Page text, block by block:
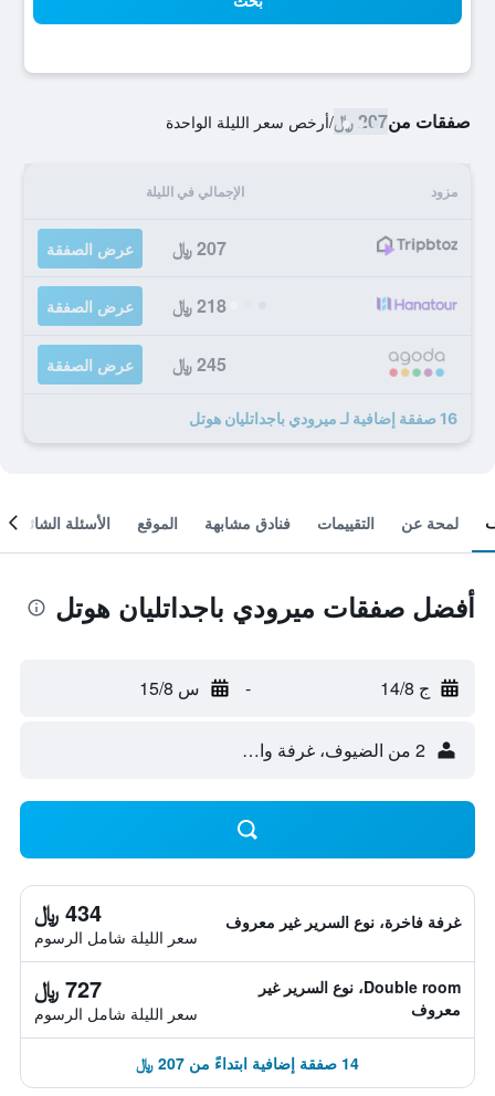
صفقات من207 ﷼ /أرخص سعر الليلة الواحدة
مزود الإجمالي في الليلة
207 ﷼ عرض الصفقة
218 ﷼ عرض الصفقة
245 ﷼ عرض الصفقة
16 صفقة إضافية لـ ميرودي باجداتليان هوتل
لمحة عن التقييمات فنادق مشابهة الموقع الأسئلة الشائعة
أفضل صفقات ميرودي باجداتليان هوتل
ج 14/8 - س 15/8
2 من الضيوف، غرفة واحدة
غرفة فاخرة، نوع السرير غير معروف 434 ﷼
سعر الليلة شامل الرسوم
Double room، نوع السرير غير
معروف
727 ﷼
سعر الليلة شامل الرسوم
14 صفقة إضافية ابتداءً من 207 ﷼